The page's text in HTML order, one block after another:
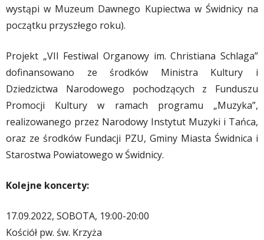
wystąpi w Muzeum Dawnego Kupiectwa w Świdnicy na
początku przyszłego roku).
Projekt „VII Festiwal Organowy im. Christiana Schlaga”
dofinansowano ze środków Ministra Kultury i
Dziedzictwa Narodowego pochodzących z Funduszu
Promocji Kultury w ramach programu „Muzyka”,
realizowanego przez Narodowy Instytut Muzyki i Tańca,
oraz ze środków Fundacji PZU, Gminy Miasta Świdnica i
Starostwa Powiatowego w Świdnicy.
Kolejne koncerty:
17.09.2022, SOBOTA, 19:00-20:00
Kościół pw. św. Krzyża